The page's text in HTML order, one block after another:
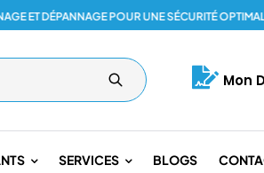
DÉPANNAGE POUR UNE SÉCURITÉ OPTIMALE.
Mon
SERVICES BLOGS